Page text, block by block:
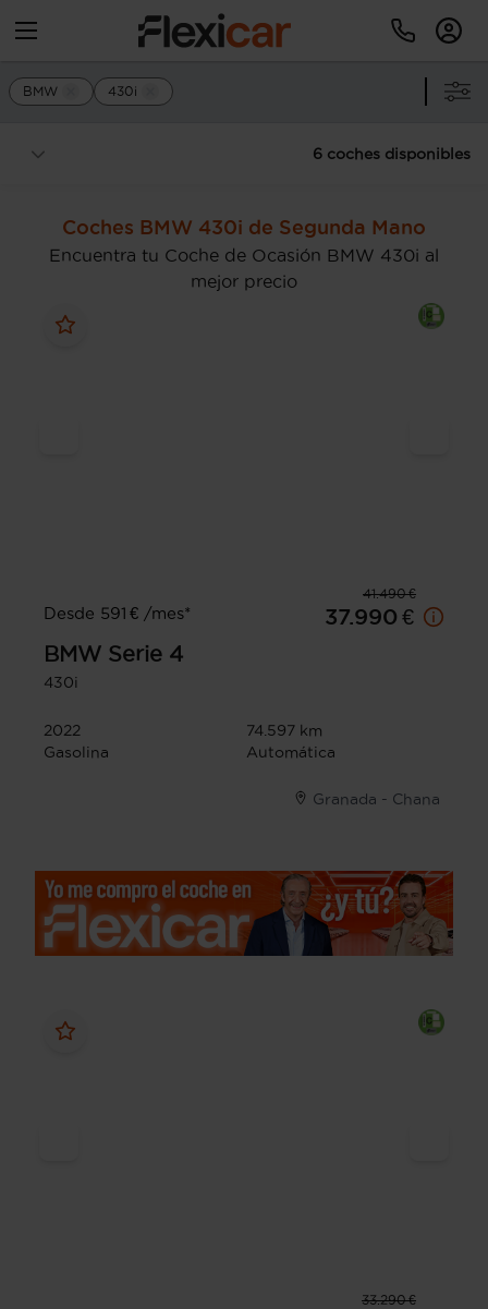
BMW 430i
6 coches disponibles
Coches BMW 430i de Segunda Mano
Encuentra tu Coche de Ocasión BMW 430i al
mejor precio
41.490 €
Desde 591 € /mes*
37.990 €
BMW Serie 4
430i
2022
74.597 km
Gasolina
Automática
Granada - Chana
33.290 €